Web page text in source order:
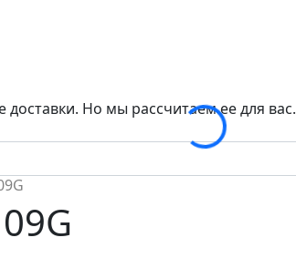
Но мы рассчитаем ее для вас.
Loading...